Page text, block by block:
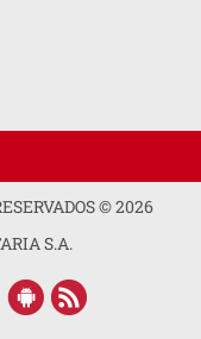
©2026
S.A.